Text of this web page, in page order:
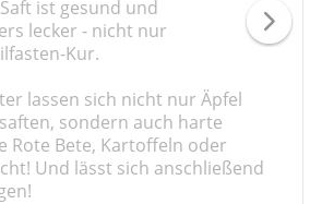
ist gesund und
lecker - nicht nur
Kur.
lassen sich nicht nur Äpfel
sondern auch harte
Rote Bete, Kartoffeln oder
Und lässt sich anschließend